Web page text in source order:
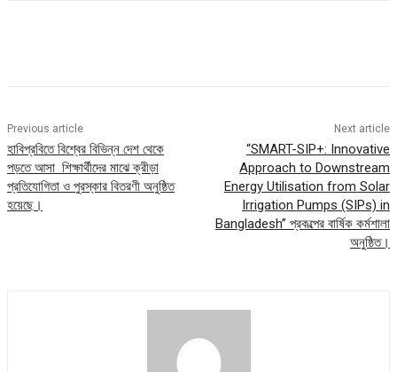
Previous article
হাবিপ্রবিতে বিশ্বের বিভিন্ন দেশ থেকে
পড়তে আসা শিক্ষার্থীদের মাঝে ক্রীড়া
প্রতিযোগিতা ও পুরস্কার বিতরণী অনুষ্ঠিত
হয়েছে।
Next article
“SMART-SIP+: Innovative
Approach to Downstream
Energy Utilisation from Solar
Irrigation Pumps (SIPs) in
Bangladesh” প্রকল্পের বার্ষিক কর্মশালা
অনুষ্ঠিত।